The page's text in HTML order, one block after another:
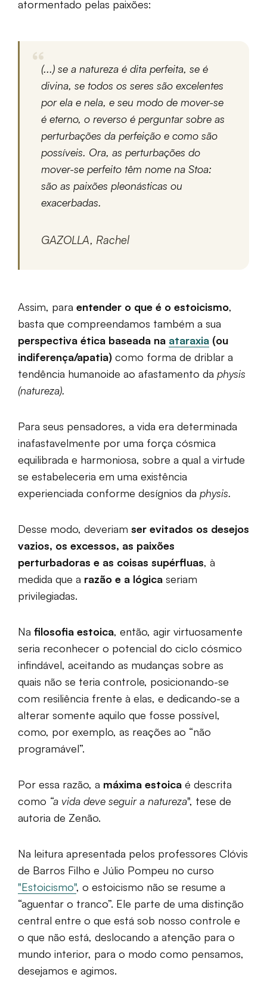
atormentado pelas paixões:
(...) se a natureza é dita perfeita, se é
divina, se todos os seres são excelentes
por ela e nela, e seu modo de mover-se
é eterno, o reverso é perguntar sobre as
perturbações da perfeição e como são
possíveis. Ora, as perturbações do
mover-se perfeito têm nome na Stoa:
são as paixões pleonásticas ou
exacerbadas.
GAZOLLA, Rachel
Assim, para entender o que é o estoicismo,
basta que compreendamos também a sua
perspectiva ética baseada na ataraxia (ou
indiferença/apatia) como forma de driblar a
tendência humanoide ao afastamento da physis
(natureza).
Para seus pensadores, a vida era determinada
inafastavelmente por uma força cósmica
equilibrada e harmoniosa, sobre a qual a virtude
se estabeleceria em uma existência
experienciada conforme desígnios da physis.
Desse modo, deveriam ser evitados os desejos
vazios, os excessos, as paixões
perturbadoras e as coisas supérfluas, à
medida que a razão e a lógica seriam
privilegiadas.
Na filosofia estoica, então, agir virtuosamente
seria reconhecer o potencial do ciclo cósmico
infindável, aceitando as mudanças sobre as
quais não se teria controle, posicionando-se
com resiliência frente à elas, e dedicando-se a
alterar somente aquilo que fosse possível,
como, por exemplo, as reações ao “não
programável”.
Por essa razão, a máxima estoica é descrita
como “a vida deve seguir a natureza", tese de
autoria de Zenão.
Na leitura apresentada pelos professores Clóvis
de Barros Filho e Júlio Pompeu no curso
"Estoicismo", o estoicismo não se resume a
“aguentar o tranco”. Ele parte de uma distinção
central entre o que está sob nosso controle e
o que não está, deslocando a atenção para o
mundo interior, para o modo como pensamos,
desejamos e agimos.